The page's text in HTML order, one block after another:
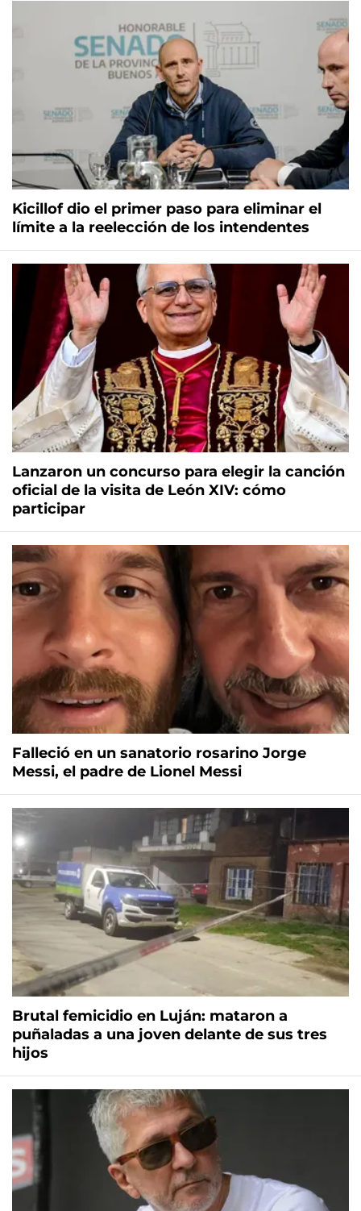
Kicillof dio el primer paso para eliminar el
límite a la reelección de los intendentes
Lanzaron un concurso para elegir la canción
oficial de la visita de León XIV: cómo
participar
Falleció en un sanatorio rosarino Jorge
Messi, el padre de Lionel Messi
Brutal femicidio en Luján: mataron a
puñaladas a una joven delante de sus tres
hijos